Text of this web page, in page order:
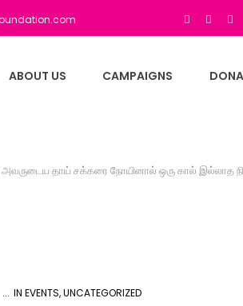
ABOUT US CAMPAIGNS
தாய் சக்கரை நோயினால் ஒரு கால் இல்லாத
INEVENTS,UNCATEGORIZED